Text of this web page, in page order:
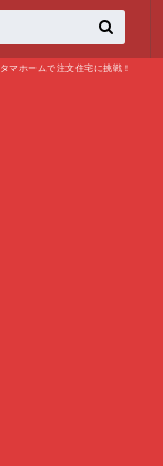
タマホームで注文住宅に挑戦！